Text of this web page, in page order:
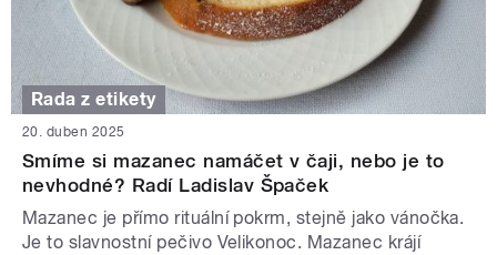
Rada z etikety
20. duben 2025
Smíme si mazanec namáčet v čaji, nebo je to
nevhodné? Radí Ladislav Špaček
Mazanec je přímo rituální pokrm, stejně jako vánočka.
Je to slavnostní pečivo Velikonoc. Mazanec krájí